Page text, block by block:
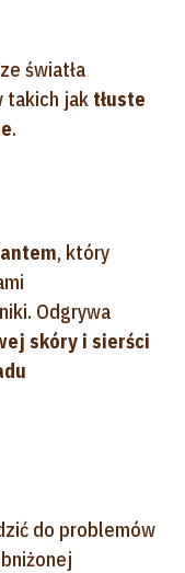
światła
takich jak tłuste
.
, który
Odgrywa
skóry i sierści
do problemów